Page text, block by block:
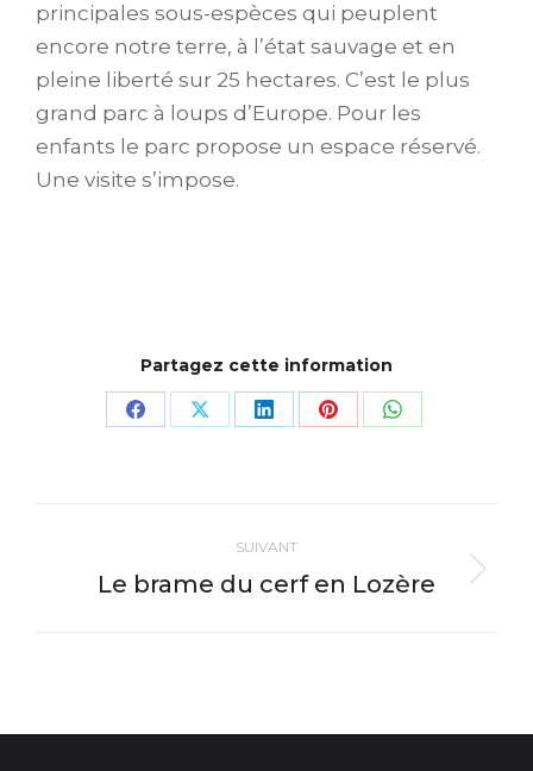
principales sous-espèces qui peuplent
encore notre terre, à l’état sauvage et en
pleine liberté sur 25 hectares. C’est le plus
grand parc à loups d’Europe. Pour les
enfants le parc propose un espace réservé.
Une visite s’impose.
Partagez cette information
PartagerPartagerPartagerPartagerPartager
Navigation
article
SUIVANT
Article
Le brame du cerf en Lozère